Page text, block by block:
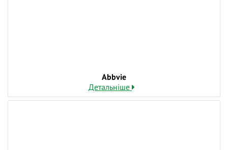
дієвішим. Ми намагаємось відповідати і після
Аbbvie
Детальніше